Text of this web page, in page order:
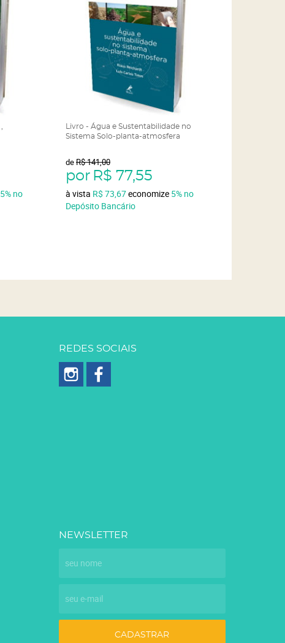
5% no
Livro - Água e Sustentabilidade no
Sistema Solo-planta-atmosfera
deR$ 141,00
por R$ 77,55
à vista R$ 73,67economize 5% no
Depósito Bancário
REDES SOCIAIS
NEWSLETTER
CADASTRAR